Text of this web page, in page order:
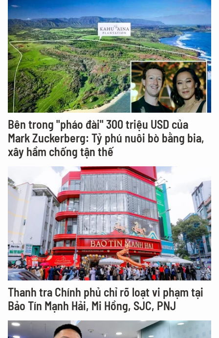
Bên trong "pháo đài" 300 triệu USD của
Mark Zuckerberg: Tỷ phú nuôi bò bằng bia,
xây hầm chống tận thế
Thanh tra Chính phủ chỉ rõ loạt vi phạm tại
Bảo Tín Mạnh Hải, Mi Hồng, SJC, PNJ